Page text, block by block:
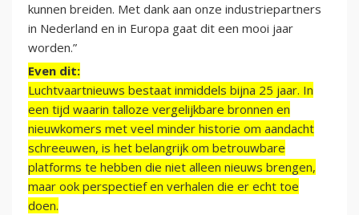
kunnen breiden. Met dank aan onze industriepartners
in Nederland en in Europa gaat dit een mooi jaar
worden.”
Even dit:
Luchtvaartnieuws bestaat inmiddels bijna 25 jaar. In
een tijd waarin talloze vergelijkbare bronnen en
nieuwkomers met veel minder historie om aandacht
schreeuwen, is het belangrijk om betrouwbare
platforms te hebben die niet alleen nieuws brengen,
maar ook perspectief en verhalen die er echt toe
doen.